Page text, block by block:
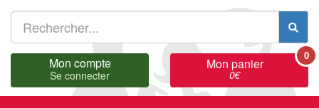
Mon compte
Se connecter
Mon panier
0€
0